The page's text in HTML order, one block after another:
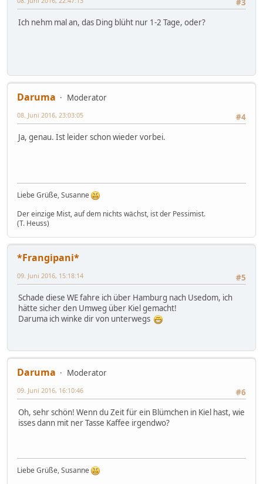
#3
Ich nehm mal an, das Ding blüht nur 1-2 Tage, oder?
Daruma
Moderator
#4
08. Juni 2016, 23:03:05
Ja, genau. Ist leider schon wieder vorbei.
Liebe Grüße, Susanne
Der einzige Mist, auf dem nichts wächst, ist der Pessimist.
(T. Heuss)
*Frangipani*
#5
09. Juni 2016, 15:18:14
Schade diese WE fahre ich über Hamburg nach Usedom, ich
hätte sicher den Umweg über Kiel gemacht!
Daruma ich winke dir von unterwegs
Daruma
Moderator
#6
09. Juni 2016, 16:10:46
Oh, sehr schön! Wenn du Zeit für ein Blümchen in Kiel hast, wie
isses dann mit ner Tasse Kaffee irgendwo?
Liebe Grüße, Susanne